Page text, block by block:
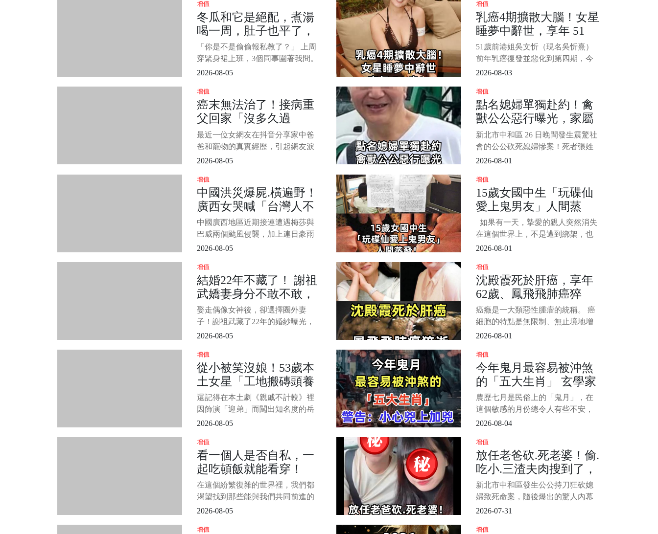
這軟糯多汁的桃子到底是在滋養身
體還是真像網上傳的那樣給粘稠的
血脂又添了把「污垢」？ 1/11 別急
著扔手裡的桃子，這事兒遠沒你想
的那
增值
冬瓜和它是絕配，煮湯
喝一周，肚子也平了，
濕氣全跑光！
「你是不是偷偷報私教了？」 上周
穿緊身裙上班，3個同事圍著我問。
其實我沒運動，就是每天喝一碗
早上起床眼皮不腫了，連久坐的小
肚子都不脹了，走路都輕飄了。 這
個方子是我試了十幾種祛濕湯后，
最管用還不費錢的那種。 食材在超
市5分鐘
2026-08-05
增值
癌末無法治了！接病重
父回家「沒多久過
世」 家中老貓「1小時
後離奇舉動」網哭暈：
牠怕爸爸一個人寂寞
最近一位女網友在抖音分享家中爸
爸和寵物的真實經歷，引起網友淚
崩....一位來自北京的女孩表示，她
家，後來令人心酸卻也動容的事發
生了。 1/8 爸爸回家後沒多久便走
了，更讓人難過的是，家裡有一隻
養了好多年、本來就生病的老貓，
在爸爸去
2026-08-05
增值
中國洪災爆屍.橫遍野！
廣西女哭喊「台灣人不
捐錢」他「怒列2惡
行」：幹嘛要救？
中國廣西地區近期接連遭遇梅莎與
巴威兩個颱風侵襲，加上連日豪雨
不斷，引發嚴重水患。 貴港市一處
豬隻溺斃，損失慘重。 1/5 受到季
風帶來的持續降雨，許多區域更出
現淹水、交通癱瘓等狀況，中國官
媒《央視新聞》於
2026-08-05
增值
結婚22年不藏了！ 謝祖
武嬌妻身分不敢不敢，
萬萬沒想到原來是她，
難怪當初狠甩岳翎不娶
張玉嬿...
娶走偶像女神後，卻選擇圈外妻
子！謝祖武藏了22年的婚紗曝光，
網友：難怪當年放棄岳翎和張玉嬿
到的，或許還是那個在電視劇裡總
是深情又讓人心疼的男人。 他演過
溫暖幽默的老師，也演過病弱深情
的富家少爺，更憑藉《啞巴新娘》
裡的周少樸一角，讓無數觀眾哭紅
了眼。 劇中的他
2026-08-05
增值
從小被笑沒娘！53歲本
土女星「工地搬磚頭養
家」和爸相依為命 終
於轉運「買2500萬孝親
房」卻痛哭失聲
還記得在本土劇《親戚不計較》裡
因飾演「迎弟」而闖出知名度的岳
虹嗎？ 當年可說是帶給大家無數歡
刀未老，不論是演充滿正義的正派
角色，或是讓觀眾也想大罵的反派
角色，她都能完美詮釋，精湛的演
技讓人印象深刻。 1/8 圖片來源：
2026-08-05
增值
看一個人是否自私，一
起吃頓飯就能看穿！
（很準）
在這個紛繁復雜的世界裡，我們都
渴望找到那些能與我們共同前進的
人。 但現實是，與人相處時，我們
一個人是否自私自利？ 答案或許就
2026-08-05
增值
此，命理師高輔進透過卜卦提出警
告，認為從現在到2027年初期間，
台灣恐怕會經歷一段動盪時期，特
別是政治圈將出現令人意外的重大
變化。 1/4 &nb
增值
乳癌4期擴散大腦！女星
睡夢中辭世，享年 51
歲！2愛女悲慟送別...
51歲前港姐吳文忻（現名吳忻熹）
前年乳癌復發並惡化到第四期，今
家屬於她社群宣佈辭世噩耗：「致
悲痛和不捨的心情告訴大家，阿Nat
已於今早在醫院睡夢中安詳離世。
1/4 Natalie 是在星期日晚入院，在
最後的日子家人和最好的朋友
2026-08-03
增值
點名媳婦單獨赴約！禽
獸公公惡行曝光，家屬
痛揭她生前被騷擾經
過...
新北市中和區 26 日晚間發生震驚社
會的公公砍死媳婦慘案！死者張姓
女店長獨自前往公婆住處接 4 歲女
刀身亡。 死者弟弟獨家接受採訪，
還原案發當天公公如何點名要求姊
姊親自來接小孩，質疑根本是精心
布局的奪命陷阱。 更令人不寒而慄
的是，檢警相驗後發現
2026-08-01
增值
15歲女國中生「玩碟仙
愛上鬼男友」人間蒸
發！14年後「家屬收到
150字書信」徹底崩潰
如果有一天，摯愛的親人突然消失
在這個世界上，不是遭到綁架，也
不是被歹徒害命，而是就這樣失蹤
前在一個協尋網站中，一個女孩備
受關注，她已經失蹤了14年，但是
在各方調查下，卻始終沒有消息，
唯一的證物，又是遺留在書包中的
一封信，內容曝光，震驚當地人，
2026-08-01
增值
沈殿霞死於肝癌，享年
62歲、鳳飛飛肺癌猝
逝，享年60歲！「這10
大食品」能不碰就不碰
癌癥是一大類惡性腫瘤的統稱。 癌
細胞的特點是無限制、無止境地增
生，使患者體內的營養物質被大量
人體產生一系列癥狀；癌細胞還可
轉移到全身各處生長繁殖，導致人
體消瘦、無力、貧血、食欲不振、
發熱以及嚴重的臟器功能受損等
等。 1/5 &nbs
2026-08-01
增值
今年鬼月最容易被沖煞
的「五大生肖」 玄學家
警告：小心「兇上加
兇」
農歷七月是民俗上的「鬼月」，在
這個敏感的月份總令人有些不安，
所以我們寧可信其有，遵從老祖宗
平安之外，說不定還能帶來好運。
下面小編為大家盤點在鬼月容易被
沖煞的生肖排行，趕緊來看看吧！
看看這裡面是否有你的生肖。 1/6
2026-08-04
增值
放任老爸砍.死老婆！偷.
吃小.三渣夫肉搜到了，
最新行蹤曝光
新北市中和區發生公公持刀狂砍媳
婦致死命案，隨後爆出的驚人內幕
徹底引爆全網怒火！不少民眾與死
始作俑者正是死者長期在台中包養
2026-07-31
增值